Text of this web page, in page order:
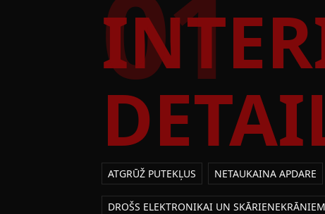
ATGRŪŽ PUTEKĻUS NETAUKAINA APDARE
DROŠS ELEKTRONIKAI UN SKĀRIENEKRĀNIEM